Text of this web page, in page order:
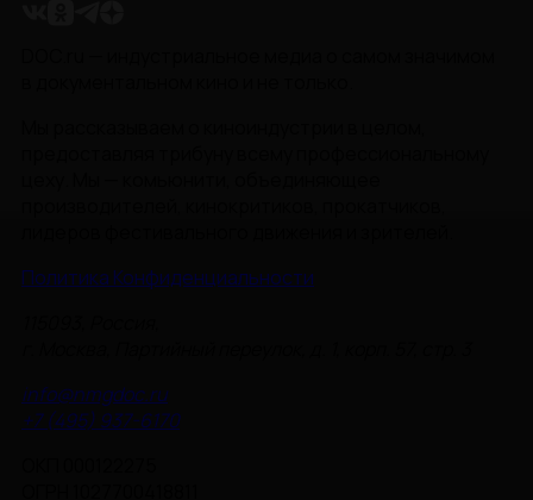
Политика Конфиденциальности
info@nmgdoc.ru
+7 (495) 937-6170